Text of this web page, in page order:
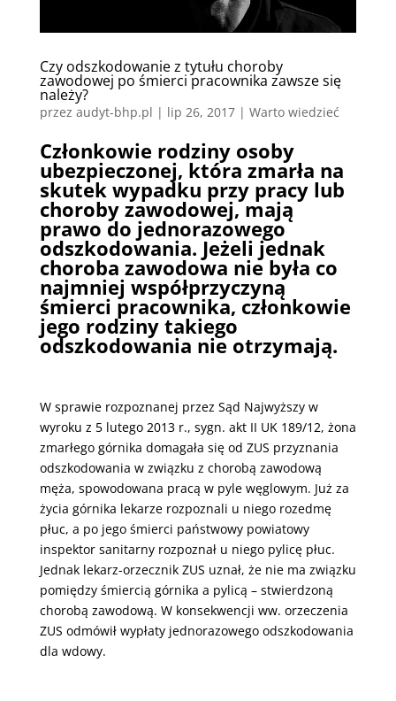
Czy odszkodowanie z tytułu choroby
zawodowej po śmierci pracownika zawsze się
należy?
przez audyt-bhp.pl | lip 26, 2017| Warto wiedzieć
Członkowie rodziny osoby
ubezpieczonej, która zmarła na
skutek wypadku przy pracy lub
choroby zawodowej, mają
prawo do jednorazowego
odszkodowania. Jeżeli jednak
choroba zawodowa nie była co
najmniej współprzyczyną
śmierci pracownika, członkowie
jego rodziny takiego
odszkodowania nie otrzymają.
W sprawie rozpoznanej przez Sąd Najwyższy w
wyroku z 5 lutego 2013 r., sygn. akt II UK 189/12, żona
zmarłego górnika domagała się od ZUS przyznania
odszkodowania w związku z chorobą zawodową
męża, spowodowana pracą w pyle węglowym. Już za
życia górnika lekarze rozpoznali u niego rozedmę
płuc, a po jego śmierci państwowy powiatowy
inspektor sanitarny rozpoznał u niego pylicę płuc.
Jednak lekarz-orzecznik ZUS uznał, że nie ma związku
pomiędzy śmiercią górnika a pylicą – stwierdzoną
chorobą zawodową. W konsekwencji ww. orzeczenia
ZUS odmówił wypłaty jednorazowego odszkodowania
dla wdowy.